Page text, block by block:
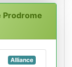
Prodrome
Alliance